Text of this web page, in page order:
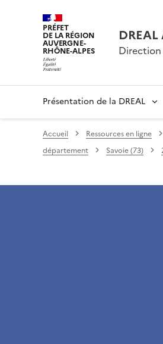
PRÉFET
DE LA RÉGION
AUVERGNE-
RHÔNE-ALPES Direction
Présentation de la DREAL
Accueil Ressources en ligne
département
Savoie (73)